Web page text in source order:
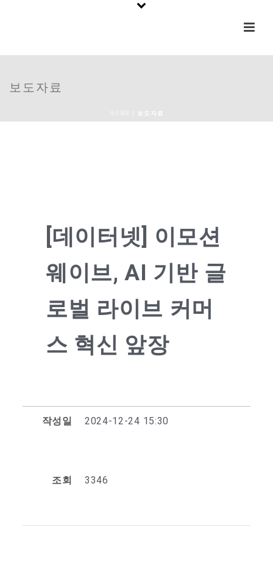
보도자료
/ 보도자료
[데이터넷] 이모션
웨이브, AI 기반 글
로벌 라이브 커머
스 혁신 앞장
작성일 2024-12-24 15:30
조회 3346